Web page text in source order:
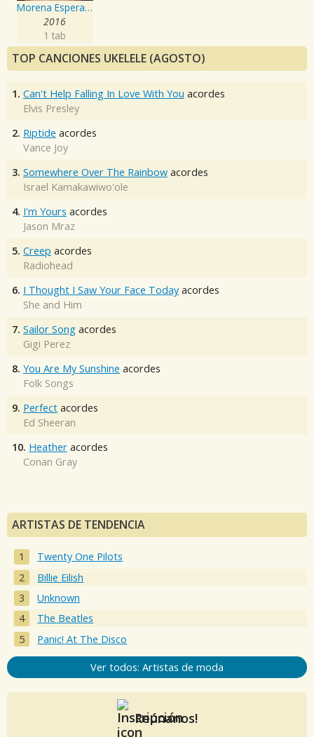
Morena Esperanza
2016
1 tab
TOP CANCIONES UKELELE (AGOSTO)
1. Can't Help Falling In Love With You acordes
Elvis Presley
2. Riptide acordes
Vance Joy
3. Somewhere Over The Rainbow acordes
Israel Kamakawiwo'ole
4. I'm Yours acordes
Jason Mraz
5. Creep acordes
Radiohead
6. I Thought I Saw Your Face Today acordes
She and Him
7. Sailor Song acordes
Gigi Perez
8. You Are My Sunshine acordes
Folk Songs
9. Perfect acordes
Ed Sheeran
10. Heather acordes
Conan Gray
ARTISTAS DE TENDENCIA
Twenty One Pilots
Billie Eilish
Unknown
The Beatles
Panic! At The Disco
Ver todos: Artistas de moda
Reúnanos!